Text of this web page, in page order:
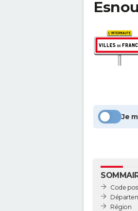
Je
Code
Région